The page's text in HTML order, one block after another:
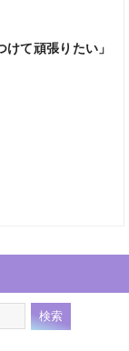
て頑張りたい」